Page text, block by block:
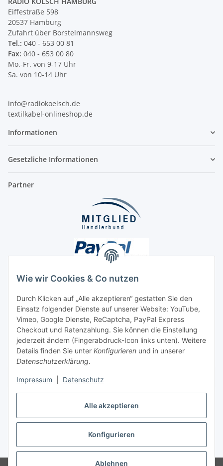
Alle akzeptieren
Konfigurieren
Ablehnen
Wie wir Cookies & Co nutzen
Durch Klicken auf „Alle akzeptieren“ gestatten Sie den
Einsatz folgender Dienste auf unserer Website: YouTube,
Vimeo, Google Dienste, ReCaptcha, PayPal Express
Checkout und Ratenzahlung. Sie können die Einstellung
jederzeit ändern (Fingerabdruck-Icon links unten). Weitere
Details finden Sie unter Konfigurieren und in unserer
Datenschutzerklärung.
Impressum Datenschutz
Eiffestraße 598
20537 Hamburg
Zufahrt über Borstelmannsweg
Tel.: 040 - 653 00 81
Fax: 040 - 653 00 80
Mo.-Fr. von 9-17 Uhr
Sa. von 10-14 Uhr
info@radiokoelsch.de
textilkabel-onlineshop.de
Informationen
Gesetzliche Informationen
Partner
Unsere Seiten
Social Media
Vertrag widerrufen
* Alle Preise inkl. gesetzlicher USt., ** siehe Lieferbedingungen, zzgl.
Versand